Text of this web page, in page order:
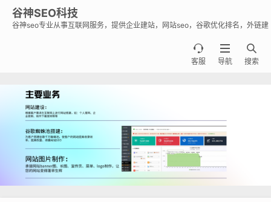
谷神SEO科技
谷神seo专业从事互联网服务，提供企业建站，网站seo，谷歌优化排名，外链建

搜索

导航

客服